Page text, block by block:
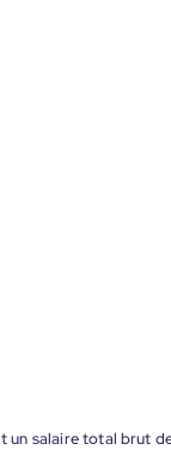
un salaire total brut